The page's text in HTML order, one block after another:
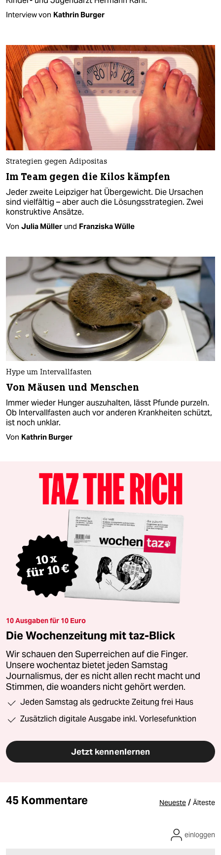
Interview von Kathrin Burger
Strategien gegen Adipositas
Im Team gegen die Kilos kämpfen
Jeder zweite Leipziger hat Übergewicht. Die Ursachen
sind vielfältig – aber auch die Lösungsstrategien. Zwei
konstruktive Ansätze.
Von Julia Müller und Franziska Wülle
Hype um Intervallfasten
Von Mäusen und Menschen
Immer wieder Hunger auszuhalten, lässt Pfunde purzeln.
Ob Intervallfasten auch vor anderen Krankheiten schützt,
ist noch unklar.
Von Kathrin Burger
10 Ausgaben für 10 Euro
Die Wochenzeitung mit taz-Blick
Wir schauen den Superreichen auf die Finger.
Unsere wochentaz bietet jeden Samstag
Journalismus, der es nicht allen recht macht und
Stimmen, die woanders nicht gehört werden.
Jeden Samstag als gedruckte Zeitung frei Haus
Zusätzlich digitale Ausgabe inkl. Vorlesefunktion
Jetzt kennenlernen
45 Kommentare Neueste / Älteste
einloggen